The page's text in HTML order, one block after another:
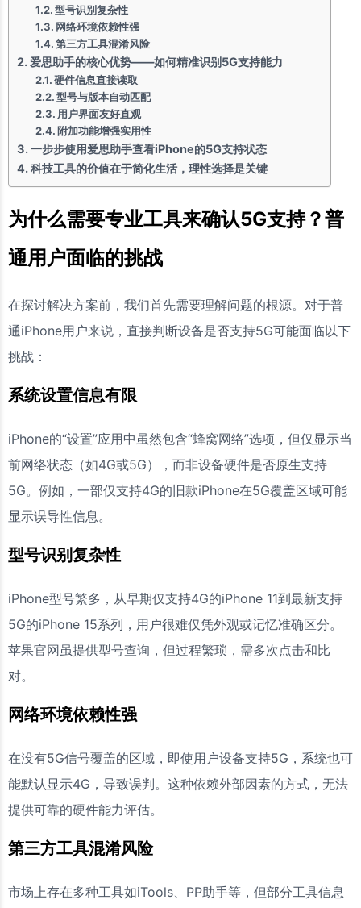
型号识别复杂性
网络环境依赖性强
第三方工具混淆风险
爱思助手的核心优势——如何精准识别5G支持能力
硬件信息直接读取
型号与版本自动匹配
用户界面友好直观
附加功能增强实用性
一步步使用爱思助手查看iPhone的5G支持状态
科技工具的价值在于简化生活，理性选择是关键
为什么需要专业工具来确认5G支持？普
通用户面临的挑战
在探讨解决方案前，我们首先需要理解问题的根源。对于普
通iPhone用户来说，直接判断设备是否支持5G可能面临以下
挑战：
系统设置信息有限
iPhone的“设置”应用中虽然包含“蜂窝网络”选项，但仅显示当
前网络状态（如4G或5G），而非设备硬件是否原生支持
5G。例如，一部仅支持4G的旧款iPhone在5G覆盖区域可能
显示误导性信息。
型号识别复杂性
iPhone型号繁多，从早期仅支持4G的iPhone 11到最新支持
5G的iPhone 15系列，用户很难仅凭外观或记忆准确区分。
苹果官网虽提供型号查询，但过程繁琐，需多次点击和比
对。
网络环境依赖性强
在没有5G信号覆盖的区域，即使用户设备支持5G，系统也可
能默认显示4G，导致误判。这种依赖外部因素的方式，无法
提供可靠的硬件能力评估。
第三方工具混淆风险
市场上存在多种工具如iTools、PP助手等，但部分工具信息